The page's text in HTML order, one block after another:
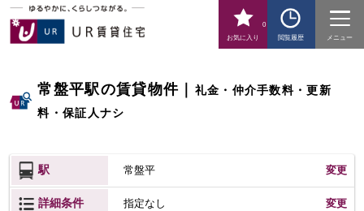
お気に入り
0
閲覧履歴
メニュー
常盤平駅の賃貸物件
礼金・仲介手数料・更新
料・保証人ナシ
駅 常盤平 変更
詳細条件 指定なし 変更